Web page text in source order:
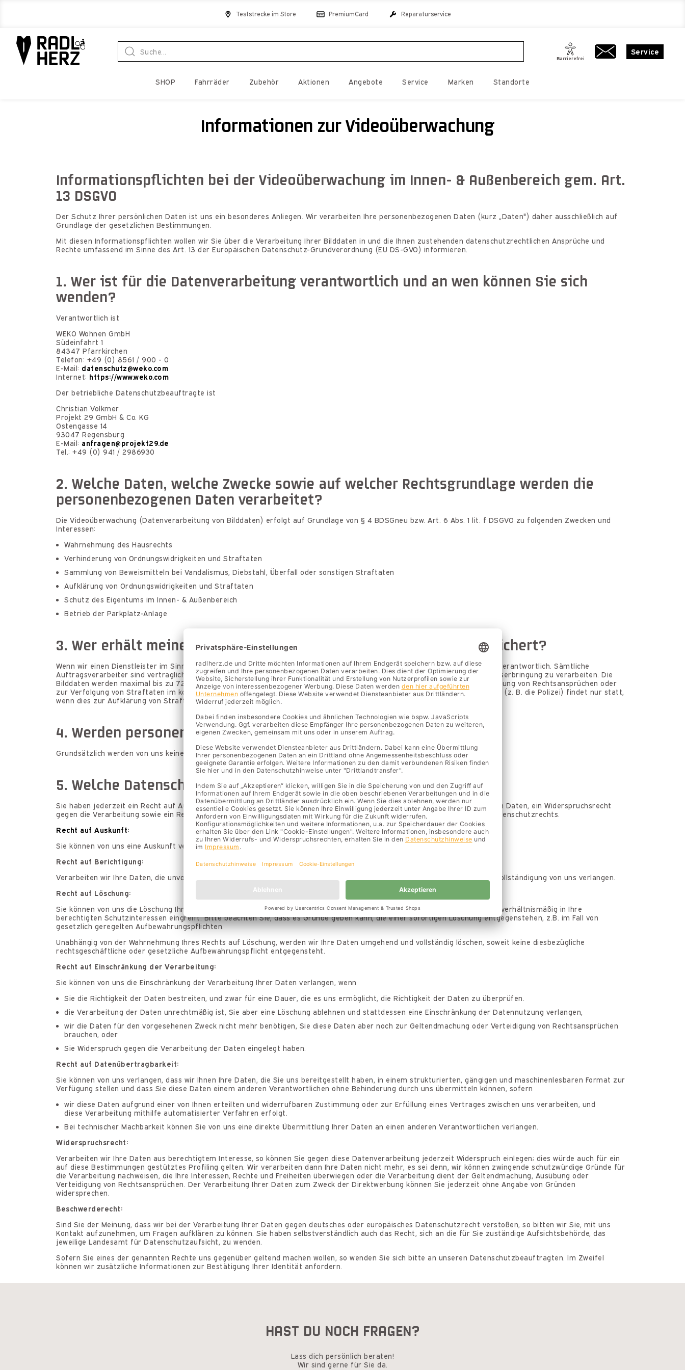
Teststrecke im Store PremiumCard Reparaturservice
Barrierefrei
Service
SHOP Fahrräder Zubehör Aktionen Angebote Service Marken Standorte
Informationen zur Videoüberwachung
Informationspflichten bei der Videoüberwachung im Innen- & Außenbereich gem. Art.
13 DSGVO
Der Schutz Ihrer persönlichen Daten ist uns ein besonderes Anliegen. Wir verarbeiten Ihre personenbezogenen Daten (kurz „Daten") daher ausschließlich auf
Grundlage der gesetzlichen Bestimmungen.
Mit diesen Informationspflichten wollen wir Sie über die Verarbeitung Ihrer Bilddaten in und die Ihnen zustehenden datenschutzrechtlichen Ansprüche und
Rechte umfassend im Sinne des Art. 13 der Europäischen Datenschutz-Grundverordnung (EU DS-GVO) informieren.
1. Wer ist für die Datenverarbeitung verantwortlich und an wen können Sie sich
wenden?
Verantwortlich ist
WEKO Wohnen GmbH
Südeinfahrt 1
84347 Pfarrkirchen
Telefon: +49 (0) 8561 / 900 - 0
E-Mail: datenschutz@weko.com
Internet: https://www.weko.com
Der betriebliche Datenschutzbeauftragte ist
Christian Volkmer
Projekt 29 GmbH & Co. KG
Ostengasse 14
93047 Regensburg
E-Mail: anfragen@projekt29.de
Tel.: +49 (0) 941 / 2986930
2. Welche Daten, welche Zwecke sowie auf welcher Rechtsgrundlage werden die
personenbezogenen Daten verarbeitet?
Die Videoüberwachung (Datenverarbeitung von Bilddaten) erfolgt auf Grundlage von § 4 BDSGneu bzw. Art. 6 Abs. 1 lit. f DSGVO zu folgenden Zwecken und
Interessen:
Wahrnehmung des Hausrechts
Verhinderung von Ordnungswidrigkeiten und Straftaten
Sammlung von Beweismitteln bei Vandalismus, Diebstahl, Überfall oder sonstigen Straftaten
Aufklärung von Ordnungswidrigkeiten und Straftaten
Schutz des Eigentums im Innen- & Außenbereich
Betrieb der Parkplatz-Anlage
3. Wer erhält meine Daten & wie lange werden meine Daten gespeichert?
Wenn wir einen Dienstleister im Sinn einer Auftragsverarbeitung einsetzen, bleiben wir dennoch für den Schutz Ihrer Daten verantwortlich. Sämtliche
Auftragsverarbeiter sind vertraglich dazu verpflichtet, Ihre Daten vertraulich zu behandeln und nur im Rahmen der Leistungserbringung zu verarbeiten. Die
Bilddaten werden maximal bis zu 72 Stunden gespeichert. Eine längere Speicherdauer erfolgt nur, sofern dies zur Durchsetzung von Rechtsansprüchen oder
zur Verfolgung von Straftaten im konkreten Einzelfall erforderlich ist. Eine Datenübermittlung der Aufzeichnungen an Dritte (z. B. die Polizei) findet nur statt,
wenn dies zur Aufklärung von Straftaten erforderlich ist.
4. Werden personenbezogene Daten an ein Drittland übermittelt?
Grundsätzlich werden von uns keine Daten an ein Drittland übermittelt.
5. Welche Datenschutzrechte habe ich?
Sie haben jederzeit ein Recht auf Auskunft, Berichtigung, Löschung oder Einschränkung der Verarbeitung Ihrer gespeicherten Daten, ein Widerspruchsrecht
gegen die Verarbeitung sowie ein Recht auf Datenübertragbarkeit und auf Beschwerde gemäß den Voraussetzungen des Datenschutzrechts.
Recht auf Auskunft:
Sie können von uns eine Auskunft verlangen, ob und in welchem Ausmaß wir Ihre Daten verarbeiten.
Recht auf Berichtigung:
Verarbeiten wir Ihre Daten, die unvollständig oder unrichtig sind, so können Sie jederzeit deren Berichtigung bzw. deren Vervollständigung von uns verlangen.
Recht auf Löschung:
Sie können von uns die Löschung Ihrer Daten verlangen, sofern wir diese unrechtmäßig verarbeiten oder die Verarbeitung unverhältnismäßig in Ihre
berechtigten Schutzinteressen eingreift. Bitte beachten Sie, dass es Gründe geben kann, die einer sofortigen Löschung entgegenstehen, z.B. im Fall von
gesetzlich geregelten Aufbewahrungspflichten.
Unabhängig von der Wahrnehmung Ihres Rechts auf Löschung, werden wir Ihre Daten umgehend und vollständig löschen, soweit keine diesbezügliche
rechtsgeschäftliche oder gesetzliche Aufbewahrungspflicht entgegensteht.
Recht auf Einschränkung der Verarbeitung:
Sie können von uns die Einschränkung der Verarbeitung Ihrer Daten verlangen, wenn
Sie die Richtigkeit der Daten bestreiten, und zwar für eine Dauer, die es uns ermöglicht, die Richtigkeit der Daten zu überprüfen.
die Verarbeitung der Daten unrechtmäßig ist, Sie aber eine Löschung ablehnen und stattdessen eine Einschränkung der Datennutzung verlangen,
wir die Daten für den vorgesehenen Zweck nicht mehr benötigen, Sie diese Daten aber noch zur Geltendmachung oder Verteidigung von Rechtsansprüchen
brauchen, oder
Sie Widerspruch gegen die Verarbeitung der Daten eingelegt haben.
Recht auf Datenübertragbarkeit:
Sie können von uns verlangen, dass wir Ihnen Ihre Daten, die Sie uns bereitgestellt haben, in einem strukturierten, gängigen und maschinenlesbaren Format zur
Verfügung stellen und dass Sie diese Daten einem anderen Verantwortlichen ohne Behinderung durch uns übermitteln können, sofern
wir diese Daten aufgrund einer von Ihnen erteilten und widerrufbaren Zustimmung oder zur Erfüllung eines Vertrages zwischen uns verarbeiten, und
diese Verarbeitung mithilfe automatisierter Verfahren erfolgt.
Bei technischer Machbarkeit können Sie von uns eine direkte Übermittlung Ihrer Daten an einen anderen Verantwortlichen verlangen.
Widerspruchsrecht:
Verarbeiten wir Ihre Daten aus berechtigtem Interesse, so können Sie gegen diese Datenverarbeitung jederzeit Widerspruch einlegen; dies würde auch für ein
auf diese Bestimmungen gestütztes Profiling gelten. Wir verarbeiten dann Ihre Daten nicht mehr, es sei denn, wir können zwingende schutzwürdige Gründe für
die Verarbeitung nachweisen, die Ihre Interessen, Rechte und Freiheiten überwiegen oder die Verarbeitung dient der Geltendmachung, Ausübung oder
Verteidigung von Rechtsansprüchen. Der Verarbeitung Ihrer Daten zum Zweck der Direktwerbung können Sie jederzeit ohne Angabe von Gründen
widersprechen.
Beschwerderecht:
Sind Sie der Meinung, dass wir bei der Verarbeitung Ihrer Daten gegen deutsches oder europäisches Datenschutzrecht verstoßen, so bitten wir Sie, mit uns
Kontakt aufzunehmen, um Fragen aufklären zu können. Sie haben selbstverständlich auch das Recht, sich an die für Sie zuständige Aufsichtsbehörde, das
jeweilige Landesamt für Datenschutzaufsicht, zu wenden.
Sofern Sie eines der genannten Rechte uns gegenüber geltend machen wollen, so wenden Sie sich bitte an unseren Datenschutzbeauftragten. Im Zweifel
können wir zusätzliche Informationen zur Bestätigung Ihrer Identität anfordern.
HAST DU NOCH FRAGEN?
Lass dich persönlich beraten!
Wir sind gerne für Sie da.